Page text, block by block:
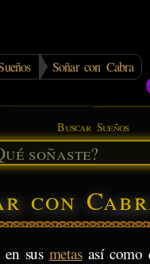
Soñar con Cabra
Buscar Sueños
con
sus metasasí como